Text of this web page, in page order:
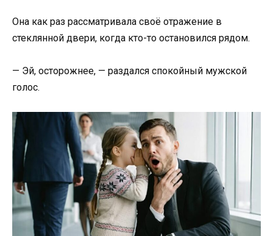
Она как раз рассматривала своё отражение в
стеклянной двери, когда кто-то остановился рядом.
— Эй, осторожнее, — раздался спокойный мужской
голос.